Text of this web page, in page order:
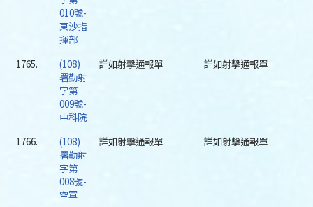
010號-
東沙指
揮部
1765.
(108)
署勤射
字第
009號-
中科院
詳如射擊通報單 詳如射擊通報單
1766.
(108)
署勤射
字第
008號-
空軍
詳如射擊通報單 詳如射擊通報單